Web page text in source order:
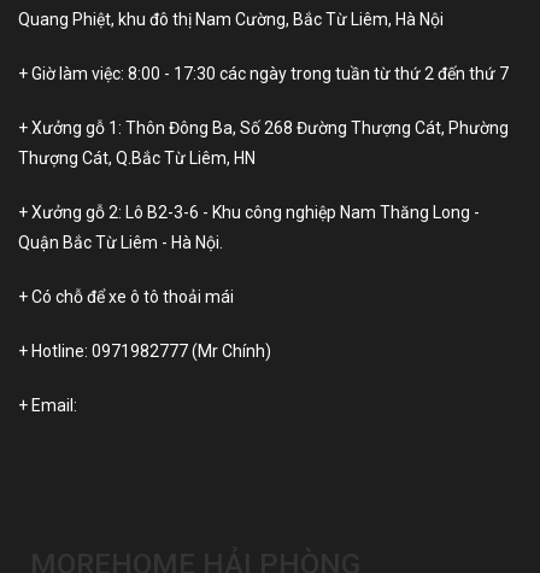
Quang Phiệt, khu đô thị Nam Cường, Bắc Từ Liêm, Hà Nội
+ Giờ làm việc: 8:00 - 17:30 các ngày trong tuần từ thứ 2 đến thứ 7
+ Xưởng gỗ 1: Thôn Đông Ba, Số 268 Đường Thượng Cát, Phường
Thượng Cát, Q.Bắc Từ Liêm, HN
+ Xưởng gỗ 2: Lô B2-3-6 - Khu công nghiệp Nam Thăng Long -
Quận Bắc Từ Liêm - Hà Nội.
+ Có chỗ để xe ô tô thoải mái
+ Hotline: 0971982777(Mr Chính)
+ Email: